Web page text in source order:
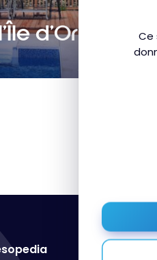
Ce
d’Orléans